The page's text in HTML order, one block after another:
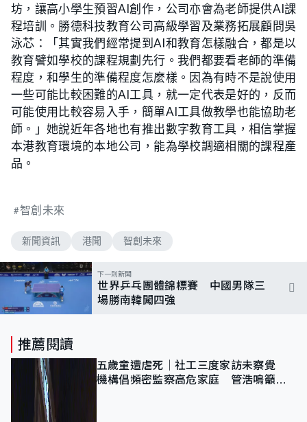
坊，讓高小學生預習AI創作，公司亦會為老師提供AI課
程培訓。勝德科技教育公司高級學習及業務拓展顧問吳
泳芯：「其實我們經常提到AI和教育怎樣融合，都是以
教育譬如學校的課程規劃先行。我們都要看老師的準備
程度，和學生的準備程度怎麼樣。因為有時不是說使用
一些可能比較困難的AI工具，就一定代表是好的，反而
可能使用比較容易入手，簡單AI工具做教學也能協助老
師。」她說近年各地也有推出數字教育工具，相信掌握
本港教育環境的本地公司，能為學校調適相關的課程產
品。
智創未來
新聞資訊 港聞 智創未來
下一則新聞
世界乒乓團體錦標賽 中國男隊三
場勝南韓闖四強
推薦閱讀
五歲童遭虐死｜社工三度家訪未察覺
機構倡頻密監察高危家庭 管浩鳴籲加